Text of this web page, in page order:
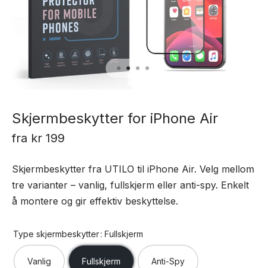
Skjermbeskytter for iPhone Air
fra kr 199
Skjermbeskytter fra UTILO til iPhone Air. Velg mellom
tre varianter – vanlig, fullskjerm eller anti-spy. Enkelt
å montere og gir effektiv beskyttelse.
Type skjermbeskytter: Fullskjerm
Vanlig Fullskjerm Anti-Spy